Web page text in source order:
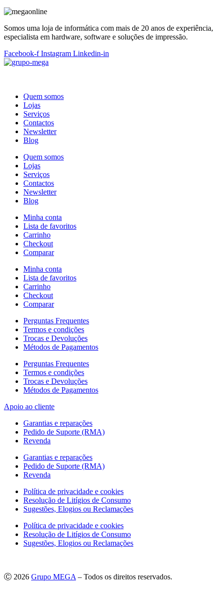
Somos uma loja de informática com mais de 20 anos de experiência,
especialista em hardware, software e soluções de impressão.
Facebook-f Instagram Linkedin-in
Quem somos
Lojas
Serviços
Contactos
Newsletter
Blog
Quem somos
Lojas
Serviços
Contactos
Newsletter
Blog
Minha conta
Lista de favoritos
Carrinho
Checkout
Comparar
Minha conta
Lista de favoritos
Carrinho
Checkout
Comparar
Perguntas Frequentes
Termos e condições
Trocas e Devoluções
Métodos de Pagamentos
Perguntas Frequentes
Termos e condições
Trocas e Devoluções
Métodos de Pagamentos
Apoio ao cliente
Garantias e reparações
Pedido de Suporte (RMA)
Revenda
Garantias e reparações
Pedido de Suporte (RMA)
Revenda
Política de privacidade e cookies
Resolução de Litígios de Consumo
Sugestões, Elogios ou Reclamações
Política de privacidade e cookies
Resolução de Litígios de Consumo
Sugestões, Elogios ou Reclamações
Ⓒ 2026 Grupo MEGA– Todos os direitos reservados.